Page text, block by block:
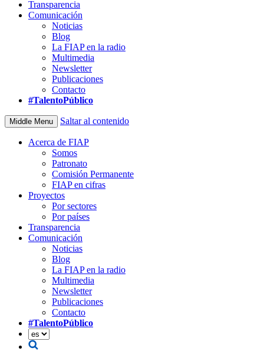
Transparencia
Comunicación
Noticias
Blog
La FIAP en la radio
Multimedia
Newsletter
Publicaciones
Contacto
#TalentoPúblico
Middle Menu Saltar al contenido
Acerca de FIAP
Somos
Patronato
Comisión Permanente
FIAP en cifras
Proyectos
Por sectores
Por países
Transparencia
Comunicación
Noticias
Blog
La FIAP en la radio
Multimedia
Newsletter
Publicaciones
Contacto
#TalentoPúblico